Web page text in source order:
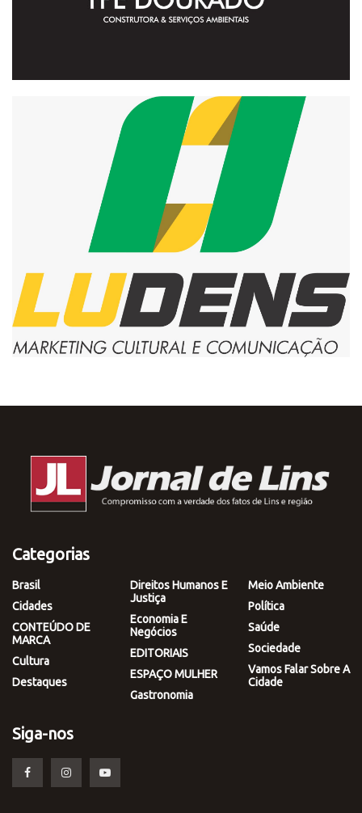
Categorias
Brasil
Cidades
CONTEÚDO DE
MARCA
Cultura
Destaques
Direitos Humanos E
Justiça
Economia E
Negócios
EDITORIAIS
ESPAÇO MULHER
Gastronomia
Meio Ambiente
Política
Saúde
Sociedade
Vamos Falar Sobre A
Cidade
Siga-nos